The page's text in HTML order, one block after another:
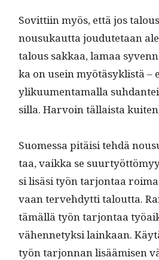
Sovit­ti­in myös, että jos
nousukaut­ta joudute­taan
talous sakkaa, lamaa
ka on usein myötäsyk­listä –
yliku­umen­ta­mal­la
sil­la. Har­voin täl­laista
Suomes­sa pitäisi tehdä
taa, vaik­ka se
si lisäsi työn tar­jon­taa
vaan ter­ve­hdyt­ti talout­ta.
tämäl­lä työn tar­jon­taa
vähen­netyk­si lainkaan.
työn tar­jon­nan lisäämisen